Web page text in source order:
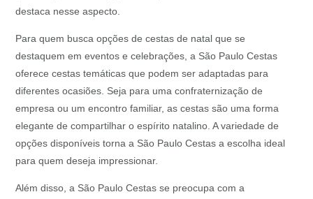
destaca nesse aspecto.
Para quem busca opções de cestas de natal que se
destaquem em eventos e celebrações, a São Paulo Cestas
oferece cestas temáticas que podem ser adaptadas para
diferentes ocasiões. Seja para uma confraternização de
empresa ou um encontro familiar, as cestas são uma forma
elegante de compartilhar o espírito natalino. A variedade de
opções disponíveis torna a São Paulo Cestas a escolha ideal
para quem deseja impressionar.
Além disso, a São Paulo Cestas se preocupa com a